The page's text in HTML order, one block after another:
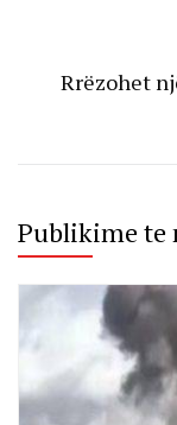
Rrëzohet
Publikime te